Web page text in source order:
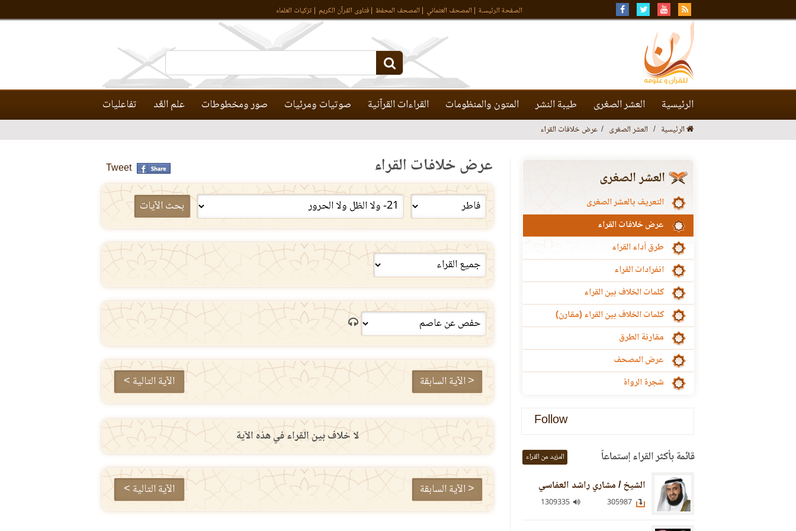
الصفحة الرئيسـة المصحف العثماني المصحف المحفظ فتاوى القرآن الكريم تزكيات العلماء
الرئيسية العشر الصغرى طيبة النشر المتون والمنظومات القراءات القرآنية صوتيات ومرئيات صور ومخطوطات علم العَّد تفاعليات
الرئيسية العشر الصغرى عرض خلافات القراء
عرض خلافات القراء Tweet
بحث الآيات
< الآية السابقة الآية التالية >
لا خلاف بين القراء في هذه الآية
< الآية السابقة الآية التالية >
العشر الصغرى
التعريف بالعشر الصغرى
عرض خلافات القراء
طرق أداء القراء
انفرادات القراء
كلمات الخلاف بين القراء
كلمات الخلاف بين القراء (مقارن)
مقارنة الطرق
عرض المصحف
شجرة الرواة
Follow
قائمة بأكثر القراء إستماعاً المزيد من القراء
الشيخ / مشاري راشد العفاسي